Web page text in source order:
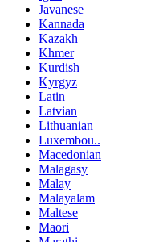
Javanese
Kannada
Kazakh
Khmer
Kurdish
Kyrgyz
Latin
Latvian
Lithuanian
Luxembou..
Macedonian
Malagasy
Malay
Malayalam
Maltese
Maori